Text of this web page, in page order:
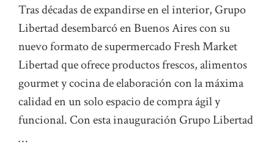
Tras décadas de expandirse en el interior, Grupo
Libertad desembarcó en Buenos Aires con su
nuevo formato de supermercado Fresh Market
Libertad que ofrece productos frescos, alimentos
gourmet y cocina de elaboración con la máxima
calidad en un solo espacio de compra ágil y
funcional. Con esta inauguración Grupo Libertad
…